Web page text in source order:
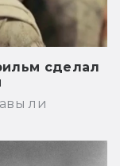
сделал
ли